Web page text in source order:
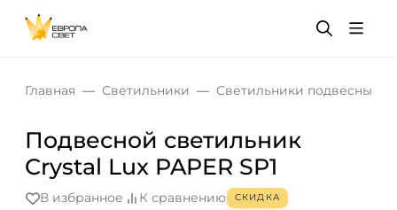
Главная Светильники Светильники подвесные
Подвесной светильник
Crystal Lux PAPER SP1
В избранное К сравнению СКИДКА